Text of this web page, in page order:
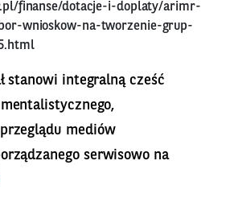
finanse/dotacje-i-doplaty/arimr-
wnioskow-na-tworzenie-grup-
stanowi integralną cześć
mediów
serwisowo na